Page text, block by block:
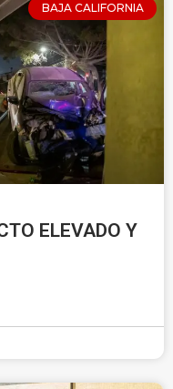
BAJA CALIFORNIA
ELEVADO Y